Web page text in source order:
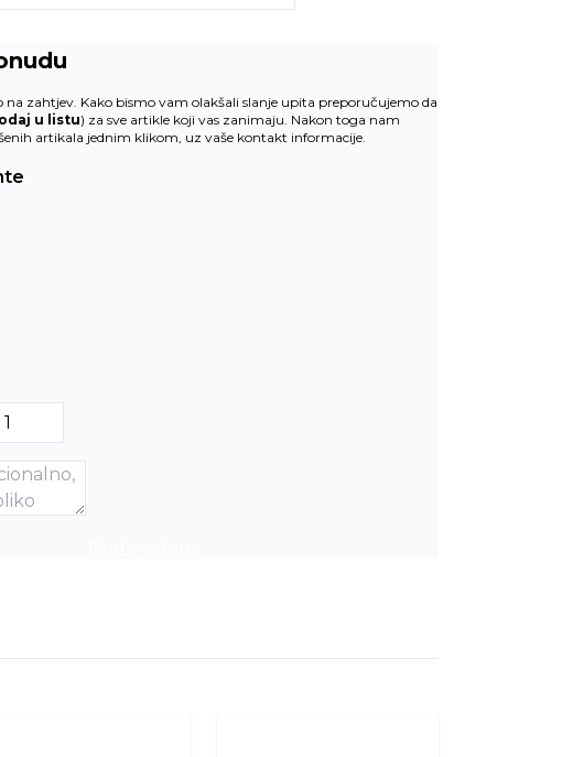
na zahtjev. Kako bismo vam olakšali slanje upita preporučujemo da
u listu) za sve artikle koji vas zanimaju. Nakon toga nam
artikala jednim klikom, uz vaše kontakt informacije.